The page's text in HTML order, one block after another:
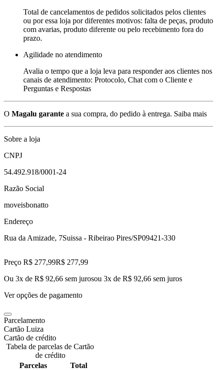
Total de cancelamentos de pedidos solicitados pelos clientes
ou por essa loja por diferentes motivos: falta de peças, produto
com avarias, produto diferente ou pelo recebimento fora do
prazo.
Agilidade no atendimento
Avalia o tempo que a loja leva para responder aos clientes nos
canais de atendimento: Protocolo, Chat com o Cliente e
Perguntas e Respostas
O Magalu garante a sua compra, do pedido à entrega. Saiba mais
Sobre a loja
CNPJ
54.492.918/0001-24
Razão Social
moveisbonatto
Endereço
Rua da Amizade, 7Suissa - Ribeirao Pires/SP09421-330
Preço R$ 277,99R$ 277,99
Ou 3x de R$ 92,66 sem jurosou 3x de R$ 92,66 sem juros
Ver opções de pagamento
Parcelamento
Cartão Luiza
Cartão de crédito
Tabela de parcelas de Cartão
de crédito
Parcelas
Total